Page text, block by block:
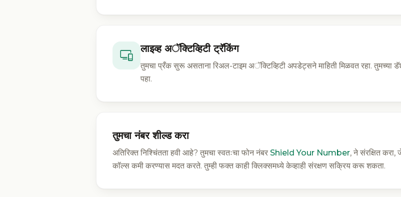
लाइव्ह अॅक्टिव्हिटी ट्रॅकिंग
तुमचा प्रँक सुरू असताना रिअल-टाइम अॅक्टिव्हिटी अपडेट्सने माहिती मिळवत रहा.
पहा.
तुमचा नंबर शील्ड करा
अतिरिक्त निश्चिंतता हवी आहे? तुमचा स्वतःचा फोन नंबर Shield Your Number, ने संरक्षित
कॉल्स कमी करण्यास मदत करते. तुम्ही फक्त काही क्लिक्समध्ये केव्हाही संरक्षण सक्रिय करू शकता.